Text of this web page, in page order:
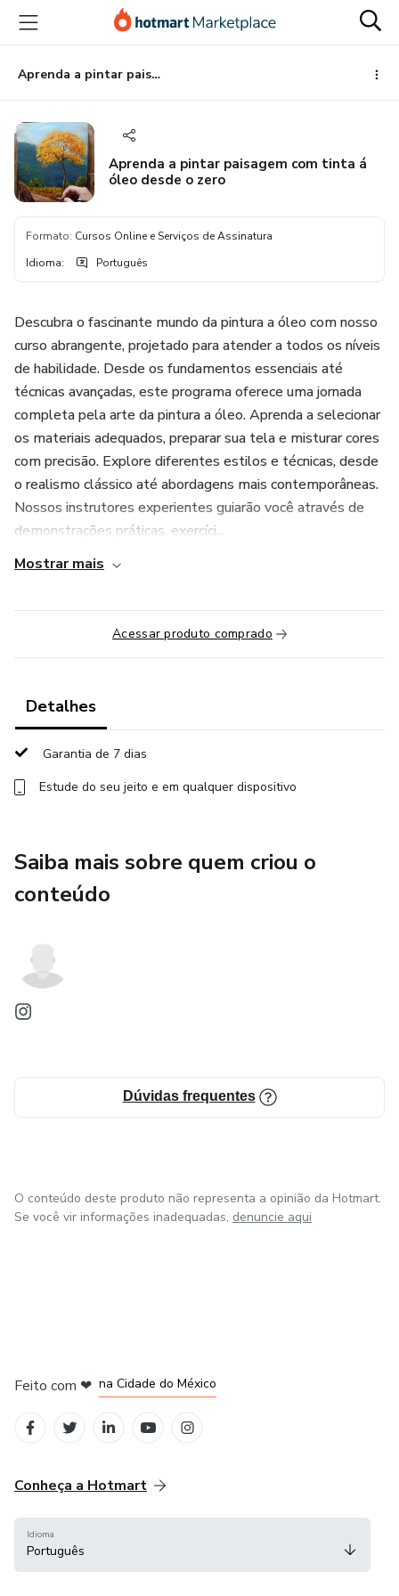
para
conteúdo
principal
para
pagamento
para
rodapé
Aprenda a pintar paisagem com tinta á óleo desde o zero
Aprenda a pintar paisagem com tinta á
óleo desde o zero
Formato: Cursos Online e Serviços de Assinatura
Idioma: Português
Descubra o fascinante mundo da pintura a óleo com nosso
curso abrangente, projetado para atender a todos os níveis
de habilidade. Desde os fundamentos essenciais até
técnicas avançadas, este programa oferece uma jornada
completa pela arte da pintura a óleo. Aprenda a selecionar
os materiais adequados, preparar sua tela e misturar cores
com precisão. Explore diferentes estilos e técnicas, desde
o realismo clássico até abordagens mais contemporâneas.
Nossos instrutores experientes guiarão você através de
demonstrações práticas, exercíci...
Mostrar mais
Acessar produto comprado
Detalhes
Garantia de 7 dias
Estude do seu jeito e em qualquer dispositivo
Saiba mais sobre quem criou o
conteúdo
Dúvidas frequentes
O conteúdo deste produto não representa a opinião da Hotmart.
Se você vir informações inadequadas, denuncie aqui
Feito com ❤ na Cidade do México
Conheça a Hotmart
Idioma
Português